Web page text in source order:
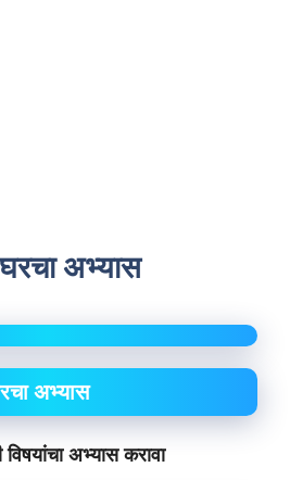
अभ्यास
अभ्यास
विषयांचा अभ्यास करावा